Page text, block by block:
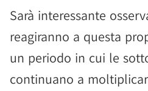
Sarà interessante
reagiranno a questa
un periodo in cui le
continuano a